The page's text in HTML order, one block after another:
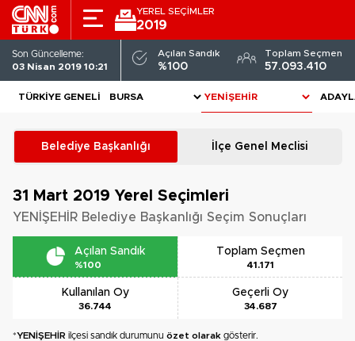
YEREL SEÇİMLER
2019
Son Güncelleme:
03 Nisan 2019 10:21
Açılan Sandık
%100
Toplam Seçmen
57.093.410
TÜRKIYE GENELI
Belediye Başkanlığı İlçe Genel Meclisi
31 Mart 2019 Yerel Seçimleri
YENİŞEHİR Belediye Başkanlığı Seçim Sonuçları
Açılan Sandık
%100
Toplam Seçmen
41.171
Kullanılan Oy
36.744
Geçerli Oy
34.687
*YENİŞEHİR ilçesi sandık durumunu özet olarak gösterir.